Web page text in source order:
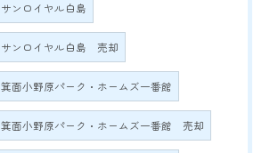
サンロイヤル白島
サンロイヤル白島 売却
箕面小野原パーク・ホームズ一番館
箕面小野原パーク・ホームズ一番館 売却